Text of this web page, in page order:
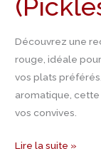
Découvrez une
rouge, idéale
vos plats
aromatique,
vos convives.
d’oignons)
Lire la suite »